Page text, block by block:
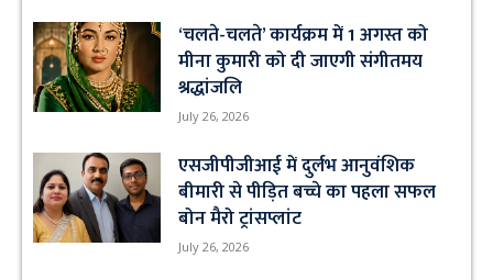
‘चलते-चलते’ कार्यक्रम में 1 अगस्त को
मीना कुमारी को दी जाएगी संगीतमय
श्रद्धांजलि
July 26, 2026
एसजीपीजीआई में दुर्लभ आनुवंशिक
बीमारी से पीड़ित बच्चे का पहला सफल
बोन मैरो ट्रांसप्लांट
July 26, 2026